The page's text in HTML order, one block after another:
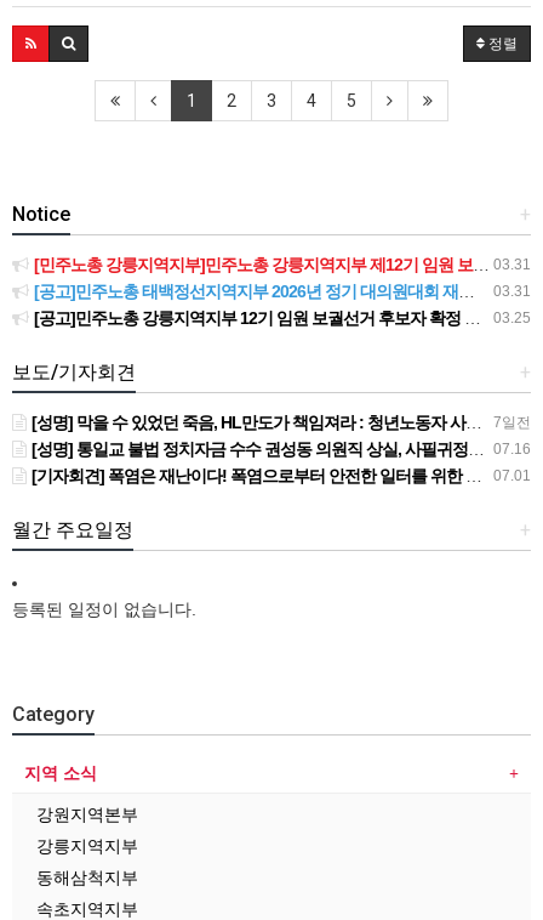
정렬
1 2 3 4 5
+
Notice
03.31
[민주노총 강릉지역지부]민주노총 강릉지역지부 제12기 임원 보궐선거결과 공고
03.31
[공고]민주노총 태백정선지역지부 2026년 정기 대의원대회 재소집 건
03.25
[공고]민주노총 강릉지역지부 12기 임원 보궐선거 후보자 확정 공고
+
보도/기자회견
7일전
[성명] 막을 수 있었던 죽음, HL만도가 책임져라 : 청년노동자 사망사고의 철저한 진상규명과 재발방지 대책 마련하라
07.16
[성명] 통일교 불법 정치자금 수수 권성동 의원직 상실, 사필귀정이다
07.01
[기자회견] 폭염은 재난이다! 폭염으로부터 안전한 일터를 위한 민주노총 강원지역본부 폭염감시단 선포 기자회견
+
월간 주요일정
등록된 일정이 없습니다.
Category
지역 소식
강원지역본부
강릉지역지부
동해삼척지부
속초지역지부